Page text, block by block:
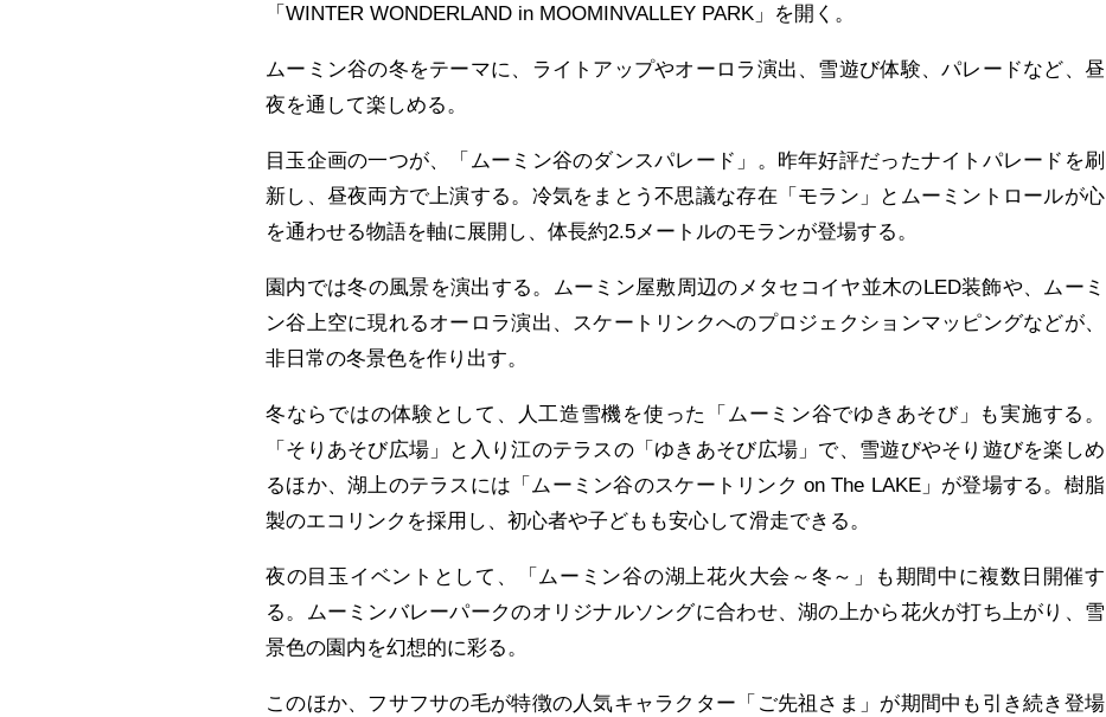
「WINTER WONDERLAND in MOOMINVALLEY PARK」を開く。
ムーミン谷の冬をテーマに、ライトアップやオーロラ演出、雪遊び体験、パレードなど、昼
夜を通して楽しめる。
目玉企画の一つが、「ムーミン谷のダンスパレード」。昨年好評だったナイトパレードを刷
新し、昼夜両方で上演する。冷気をまとう不思議な存在「モラン」とムーミントロールが心
を通わせる物語を軸に展開し、体長約2.5メートルのモランが登場する。
園内では冬の風景を演出する。ムーミン屋敷周辺のメタセコイヤ並木のLED装飾や、ムーミ
ン谷上空に現れるオーロラ演出、スケートリンクへのプロジェクションマッピングなどが、
非日常の冬景色を作り出す。
冬ならではの体験として、人工造雪機を使った「ムーミン谷でゆきあそび」も実施する。
「そりあそび広場」と入り江のテラスの「ゆきあそび広場」で、雪遊びやそり遊びを楽しめ
るほか、湖上のテラスには「ムーミン谷のスケートリンク on The LAKE」が登場する。樹脂
製のエコリンクを採用し、初心者や子どもも安心して滑走できる。
夜の目玉イベントとして、「ムーミン谷の湖上花火大会～冬～」も期間中に複数日開催す
る。ムーミンバレーパークのオリジナルソングに合わせ、湖の上から花火が打ち上がり、雪
景色の園内を幻想的に彩る。
このほか、フサフサの毛が特徴の人気キャラクター「ご先祖さま」が期間中も引き続き登場